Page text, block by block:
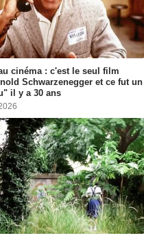
cinéma : c'est le seul film
Schwarzenegger et ce fut un
il y a 30 ans